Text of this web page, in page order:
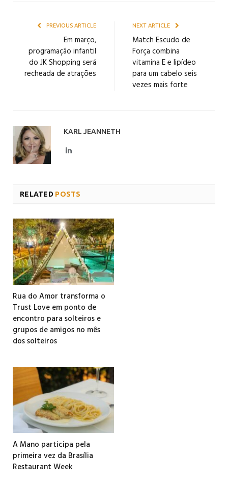
PREVIOUS ARTICLE
Em março,
programação infantil
do JK Shopping será
recheada de atrações
NEXT ARTICLE
Match Escudo de
Força combina
vitamina E e lipídeo
para um cabelo seis
vezes mais forte
KARL JEANNETH
LinkedIn
RELATED POSTS
Rua do Amor transforma o
Trust Love em ponto de
encontro para solteiros e
grupos de amigos no mês
dos solteiros
A Mano participa pela
primeira vez da Brasília
Restaurant Week